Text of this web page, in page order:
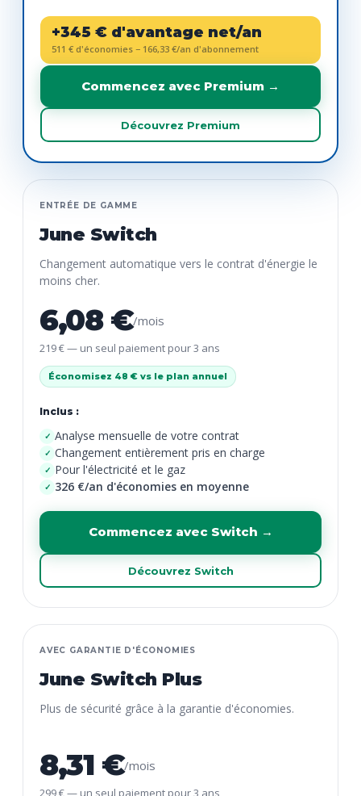
ENTRÉE DE GAMME
June Switch
Changement automatique vers le contrat d'énergie le
moins cher.
6,08 €/mois
219 € — un seul paiement pour 3 ans
Économisez 48 € vs le plan annuel
Inclus :
✓ Analyse mensuelle de votre contrat
✓ Changement entièrement pris en charge
✓ Pour l'électricité et le gaz
✓ 326 €/an d'économies en moyenne
Commencez avec Switch →
Découvrez Switch
AVEC GARANTIE D'ÉCONOMIES
June Switch Plus
Plus de sécurité grâce à la garantie d'économies.
8,31 €/mois
299 € — un seul paiement pour 3 ans
+345 € d'avantage net/an
511 € d'économies − 166,33 €/an d'abonnement
Commencez avec Premium →
Découvrez Premium